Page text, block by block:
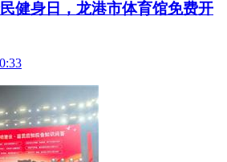
健身日，龙港市体育馆免费开